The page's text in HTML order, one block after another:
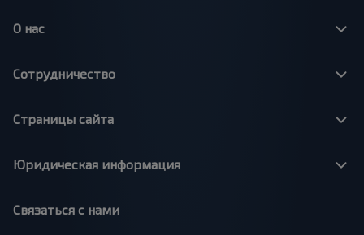
О нас
Сотрудничество
Страницы сайта
Юридическая информация
Связаться с нами